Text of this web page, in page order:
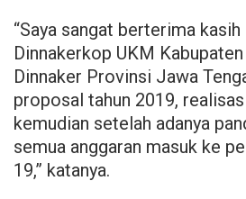
“Saya sangat berterima kasih
Dinnakerkop UKM
Dinnaker Provinsi Jawa
proposal tahun 2019,
kemudian setelah adanya
semua anggaran masuk ke
19,” katanya.